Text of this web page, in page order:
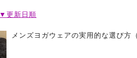
▼更新日順
メンズヨガウェアの実用的な選び方